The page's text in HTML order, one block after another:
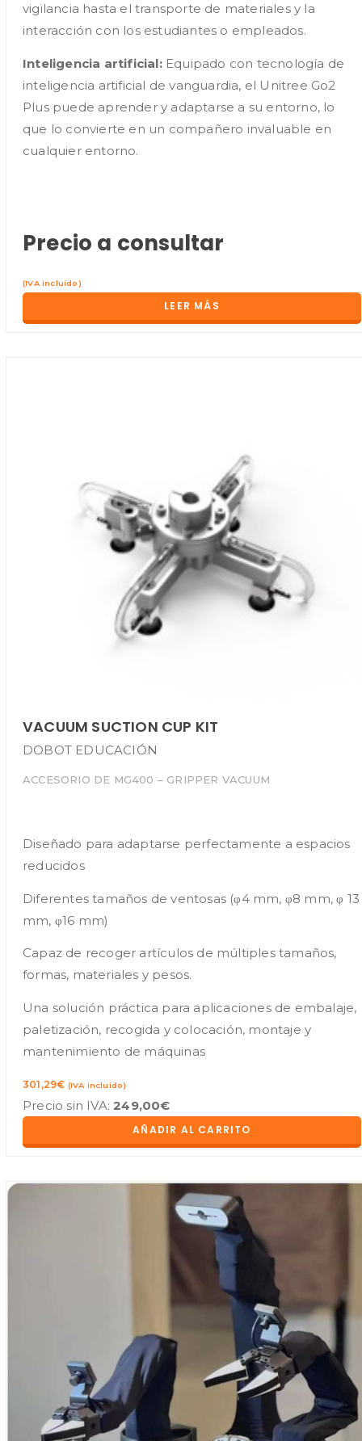
vigilancia hasta el transporte de materiales y la
interacción con los estudiantes o empleados.
Inteligencia artificial:Equipado con tecnología de
inteligencia artificial de vanguardia, el Unitree Go2
Plus puede aprender y adaptarse a su entorno, lo
que lo convierte en un compañero invaluable en
cualquier entorno.
Precio a consultar
(IVA incluido)
LEER MÁS
VACUUM SUCTION CUP KIT
DOBOT EDUCACIÓN
ACCESORIO DE MG400 – GRIPPER VACUUM
Diseñado para adaptarse perfectamente a espacios
reducidos
Diferentes tamaños de ventosas (φ4 mm, φ8 mm, φ 13
mm, φ16 mm)
Capaz de recoger artículos de múltiples tamaños,
formas, materiales y pesos.
Una solución práctica para aplicaciones de embalaje,
paletización, recogida y colocación, montaje y
mantenimiento de máquinas
301,29€ (IVA incluido)
Precio sin IVA:249,00€
AÑADIR AL CARRITO